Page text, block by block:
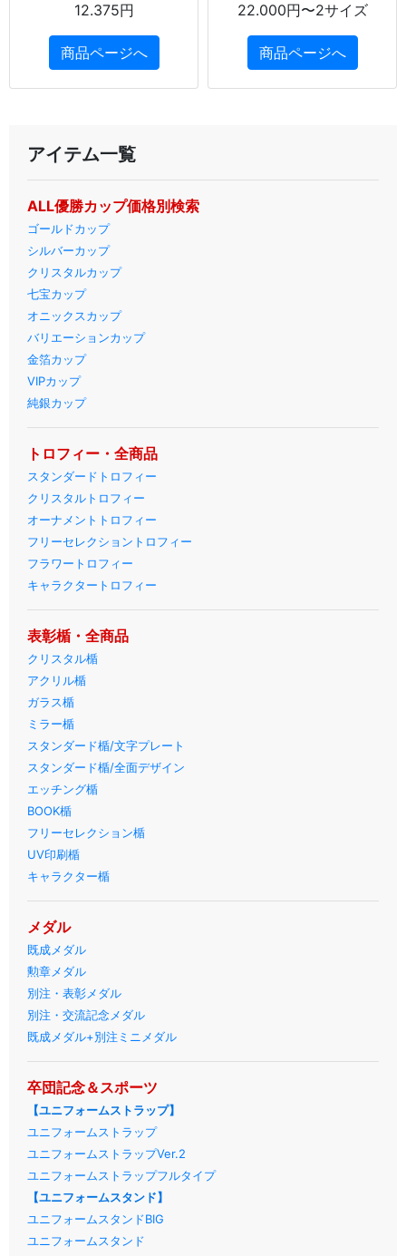
12.375円
商品ページへ
22.000円〜2サイズ
商品ページへ
アイテム一覧
ALL優勝カップ価格別検索
ゴールドカップ
シルバーカップ
クリスタルカップ
七宝カップ
オニックスカップ
バリエーションカップ
金箔カップ
VIPカップ
純銀カップ
トロフィー・全商品
スタンダードトロフィー
クリスタルトロフィー
オーナメントトロフィー
フリーセレクショントロフィー
フラワートロフィー
キャラクタートロフィー
表彰楯・全商品
クリスタル楯
アクリル楯
ガラス楯
ミラー楯
スタンダード楯/文字プレート
スタンダード楯/全面デザイン
エッチング楯
BOOK楯
フリーセレクション楯
UV印刷楯
キャラクター楯
メダル
既成メダル
勲章メダル
別注・表彰メダル
別注・交流記念メダル
既成メダル+別注ミニメダル
卒団記念＆スポーツ
【ユニフォームストラップ】
ユニフォームストラップ
ユニフォームストラップVer.2
ユニフォームストラップフルタイプ
【ユニフォームスタンド】
ユニフォームスタンドBIG
ユニフォームスタンド